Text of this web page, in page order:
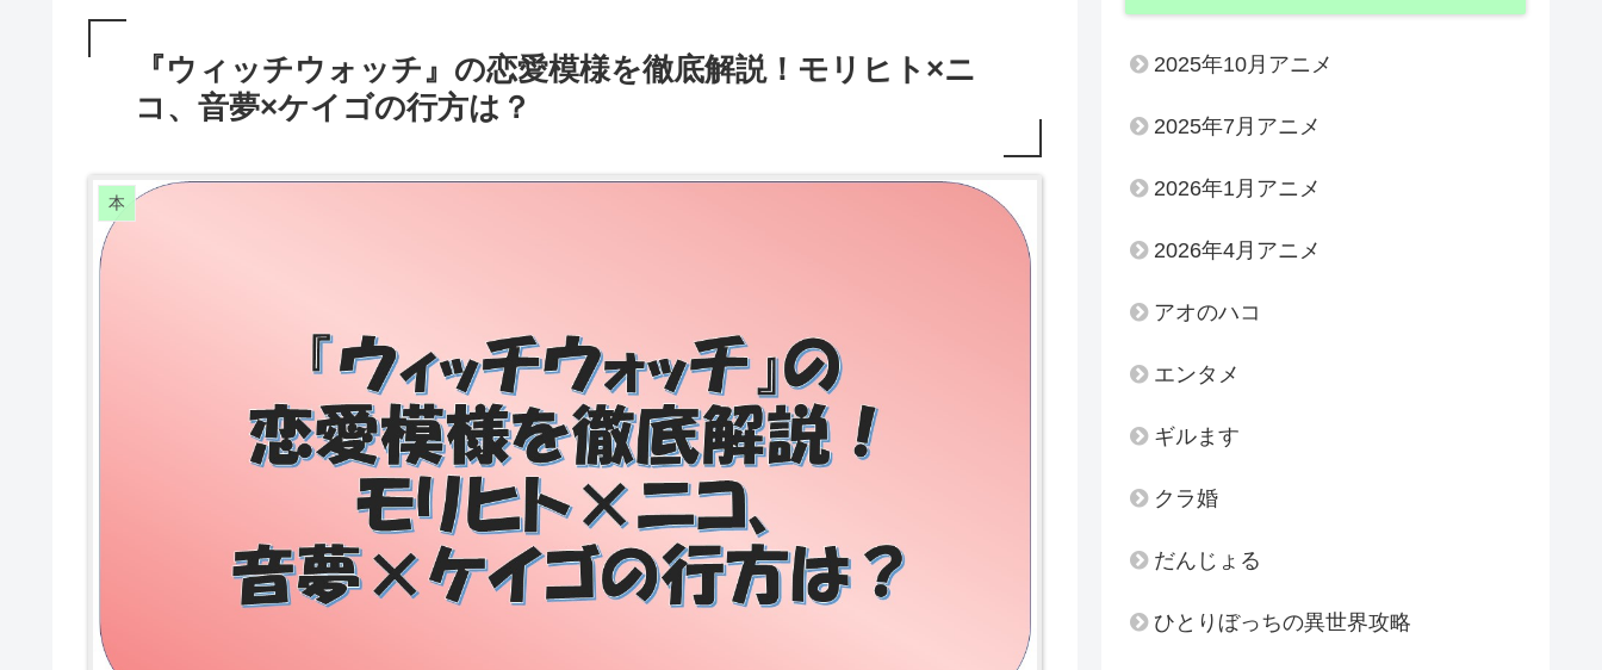
『ウィッチウォッチ』の恋愛模様を徹底解説！モリヒト×ニ
コ、音夢×ケイゴの行方は？
本
2025年10月アニメ
2025年7月アニメ
2026年1月アニメ
2026年4月アニメ
アオのハコ
エンタメ
ギルます
クラ婚
だんじょる
ひとりぼっちの異世界攻略